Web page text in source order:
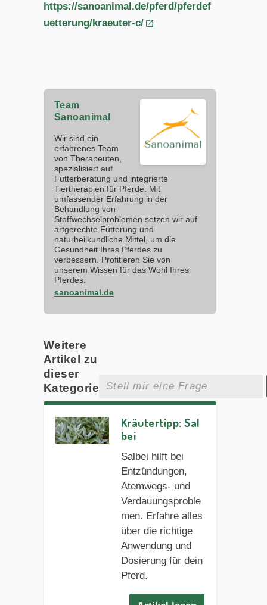
https://sanoanimal.de/pferd/pferdef
uetterung/kraeuter-c/
Team
Sanoanimal
Wir sind ein
erfahrenes Team
von Therapeuten,
spezialisiert auf
Futterberatung und integrierte
Tiertherapien für Pferde. Mit
umfassender Erfahrung in der
Behandlung von
Stoffwechselproblemen setzen wir auf
artgerechte Fütterung und
naturheilkundliche Mittel, um die
Gesundheit Ihres Pferdes zu
verbessern. Profitieren Sie von
unserem Wissen für das Wohl Ihres
Pferdes.
sanoanimal.de
Weitere
Artikel zu
dieser
Kategorie
Kräutertipp: Sal
bei
Salbei hilft bei
Entzündungen,
Atemwegs- und
Verdauungsproble
men. Erfahre alles
über die richtige
Anwendung und
Dosierung für dein
Pferd.